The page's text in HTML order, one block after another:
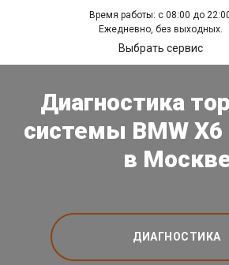
Время работы: с 08:00 до
Ежедневно, без выходных.
Выбрать сервис
Диагностика
системы BMW
в
ДИАГНОСТИКА